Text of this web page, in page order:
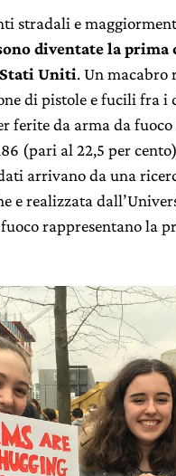
stradali e
diventate la prima
Stati Uniti. Un macabro
di pistole e fucili fra i
ferite da arma da fuoco
(pari al 22,5 per
arrivano da una
e realizzata
rappresentano la